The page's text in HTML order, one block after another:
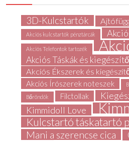
3D-Kulcstartók
Akciós kulcstartók pénztárcák
Akciós Telefontok tartozék
Akciós Táskák és
Akciós Ékszerek és
Akciós Írószerek noteszek
Bőröndök Filctollak
Kimmidoll Love
Kulcstartó táskatartó
Mani a szerencse cica